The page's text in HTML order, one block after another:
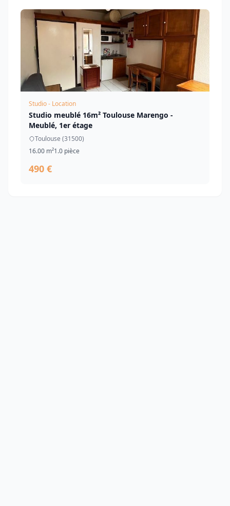
Studio - Location
Studio meublé 16m² Toulouse Marengo -
Meublé, 1er étage
Toulouse (31500)
16.00 m²1.0 pièce
490 €